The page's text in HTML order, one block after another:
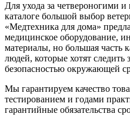
Для ухода за четвероногими
каталоге большой выбор
«Медтехника для дома»
медицинское оборудование,
материалы, но большая часть
людей, которые хотят следить
безопасностью окружающей
Мы гарантируем качество
тестированием и годами
гарантийные обязательства